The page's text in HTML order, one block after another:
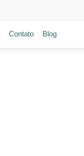
Contato Blog